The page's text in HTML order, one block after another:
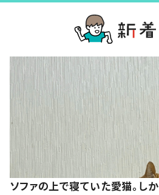
ソファの上で寝ていた愛猫。し